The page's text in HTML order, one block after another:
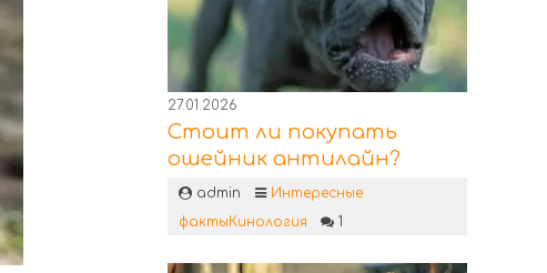
27.01.2026
Стоит ли покупать
ошейник антилайн?
admin
Интересные
фактыКинология 1